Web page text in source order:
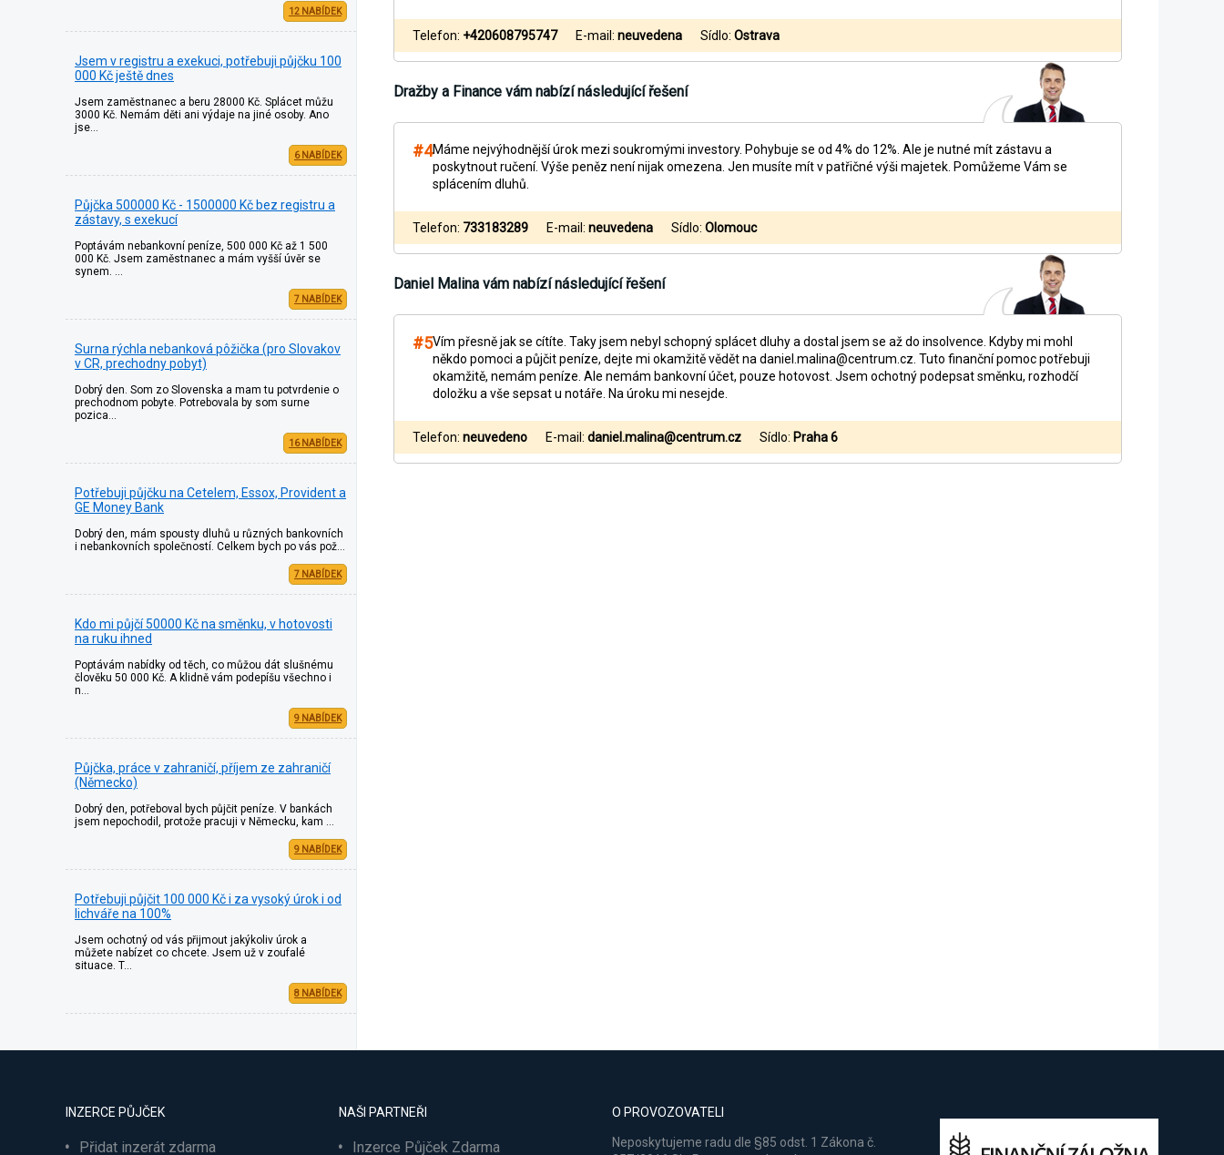
12 NABÍDEK
Jsem v registru a exekuci, potřebuji půjčku 100
000 Kč ještě dnes
Jsem zaměstnanec a beru 28000 Kč. Splácet můžu
3000 Kč. Nemám děti ani výdaje na jiné osoby. Ano
jse…
6 NABÍDEK
Půjčka 500000 Kč - 1500000 Kč bez registru a
zástavy, s exekucí
Poptávám nebankovní peníze, 500 000 Kč až 1 500
000 Kč. Jsem zaměstnanec a mám vyšší úvěr se
synem. …
7 NABÍDEK
Surna rýchla nebanková pôžička (pro Slovakov
v CR, prechodny pobyt)
Dobrý den. Som zo Slovenska a mam tu potvrdenie o
prechodnom pobyte. Potrebovala by som surne
pozica…
16 NABÍDEK
Potřebuji půjčku na Cetelem, Essox, Provident a
GE Money Bank
Dobrý den, mám spousty dluhů u různých bankovních
i nebankovních společností. Celkem bych po vás pož…
7 NABÍDEK
Kdo mi půjčí 50000 Kč na směnku, v hotovosti
na ruku ihned
Poptávám nabídky od těch, co můžou dát slušnému
člověku 50 000 Kč. A klidně vám podepíšu všechno i
n…
9 NABÍDEK
Půjčka, práce v zahraničí, příjem ze zahraničí
(Německo)
Dobrý den, potřeboval bych půjčit peníze. V bankách
jsem nepochodil, protože pracuji v Německu, kam …
9 NABÍDEK
Potřebuji půjčit 100 000 Kč i za vysoký úrok i od
lichváře na 100%
Jsem ochotný od vás přijmout jakýkoliv úrok a
můžete nabízet co chcete. Jsem už v zoufalé
situace. T…
8 NABÍDEK
Telefon: +420608795747 E-mail: neuvedena Sídlo: Ostrava
Dražby a Finance vám nabízí následující řešení
#4Máme nejvýhodnější úrok mezi soukromými investory. Pohybuje se od 4% do 12%. Ale je nutné mít zástavu a
poskytnout ručení. Výše peněz není nijak omezena. Jen musíte mít v patřičné výši majetek. Pomůžeme Vám se
splácením dluhů.
Telefon: 733183289 E-mail: neuvedena Sídlo: Olomouc
Daniel Malina vám nabízí následující řešení
#5Vím přesně jak se cítíte. Taky jsem nebyl schopný splácet dluhy a dostal jsem se až do insolvence. Kdyby mi mohl
někdo pomoci a půjčit peníze, dejte mi okamžitě vědět na daniel.malina@centrum.cz. Tuto finanční pomoc potřebuji
okamžitě, nemám peníze. Ale nemám bankovní účet, pouze hotovost. Jsem ochotný podepsat směnku, rozhodčí
doložku a vše sepsat u notáře. Na úroku mi nesejde.
Telefon: neuvedeno E-mail: daniel.malina@centrum.cz Sídlo: Praha 6
INZERCE PŮJČEK
Přidat inzerát zdarma
NAŠI PARTNEŘI
Inzerce Půjček Zdarma
O PROVOZOVATELI
Neposkytujeme radu dle §85 odst. 1 Zákona č.